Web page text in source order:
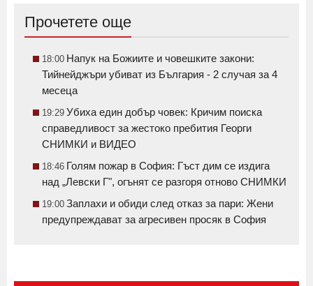
Прочетете още
18:00 Напук на Божиите и човешките закони:
Тийнейджъри убиват из България - 2 случая за 4
месеца
19:29 Убиха един добър човек: Кричим поиска
справедливост за жестоко пребития Георги
СНИМКИ и ВИДЕО
18:46 Голям пожар в София: Гъст дим се издига
над „Левски Г", огънят се разгоря отново СНИМКИ
19:00 Заплахи и обиди след отказ за пари: Жени
предупреждават за агресивен просяк в София